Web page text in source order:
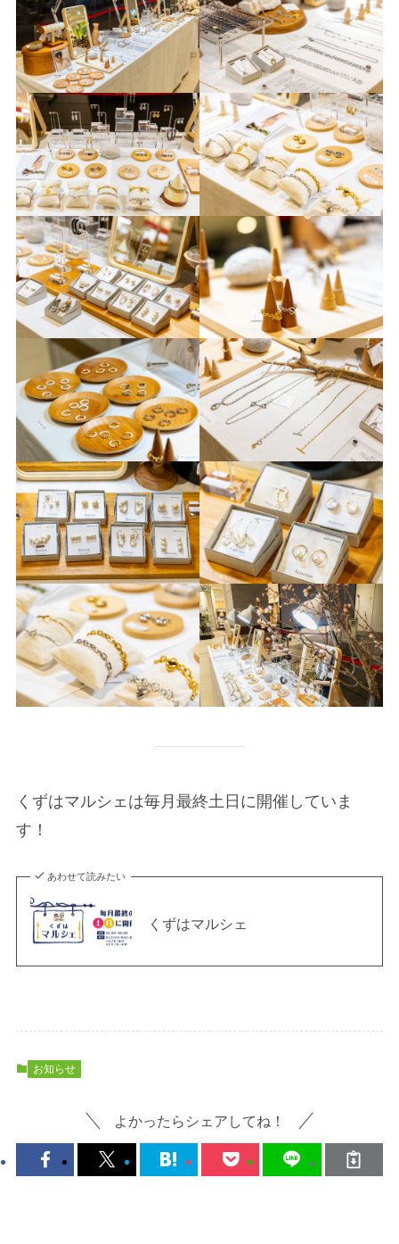
くずはマルシェは毎月最終土日に開催していま
す！
あわせて読みたい
くずはマルシェ
お知らせ
よかったらシェアしてね！